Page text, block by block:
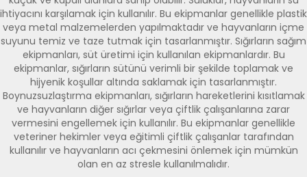
ihtiyacını karşılamak için kullanılır. Bu ekipmanlar genellikle plastik
veya metal malzemelerden yapılmaktadır ve hayvanların içme
suyunu temiz ve taze tutmak için tasarlanmıştır. Sığırların sağım
ekipmanları, süt üretimi için kullanılan ekipmanlardır. Bu
ekipmanlar, sığırların sütünü verimli bir şekilde toplamak ve
hijyenik koşullar altında saklamak için tasarlanmıştır.
Boynuzsuzlaştırma ekipmanları, sığırların hareketlerini kısıtlamak
ve hayvanların diğer sığırlar veya çiftlik çalışanlarına zarar
vermesini engellemek için kullanılır. Bu ekipmanlar genellikle
veteriner hekimler veya eğitimli çiftlik çalışanlar tarafından
kullanılır ve hayvanların acı çekmesini önlemek için mümkün
olan en az stresle kullanılmalıdır.